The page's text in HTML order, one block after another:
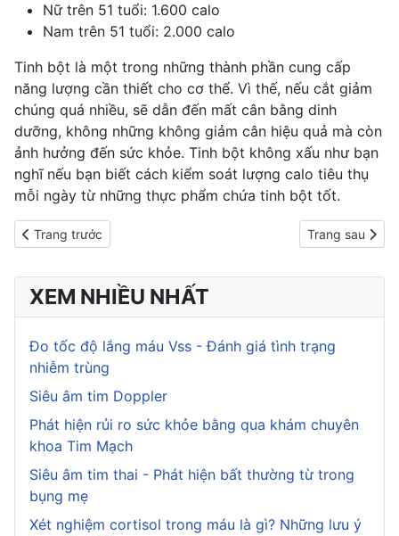
Nữ trên 51 tuổi: 1.600 calo
Nam trên 51 tuổi: 2.000 calo
Tinh bột là một trong những thành phần cung cấp
năng lượng cần thiết cho cơ thể. Vì thế, nếu cắt giảm
chúng quá nhiều, sẽ dẫn đến mất cân bằng dinh
dưỡng, không những không giảm cân hiệu quả mà còn
ảnh hưởng đến sức khỏe. Tinh bột không xấu như bạn
nghĩ nếu bạn biết cách kiểm soát lượng calo tiêu thụ
mỗi ngày từ những thực phẩm chứa tinh bột tốt.
Previous article: Phát hiện mới: tính toán calo khi giảm cân là sai
Trang trước Next article: 6
Trang sau
XEM NHIỀU NHẤT
Đo tốc độ lắng máu Vss - Đánh giá tình trạng
nhiễm trùng
Siêu âm tim Doppler
Phát hiện rủi ro sức khỏe bằng qua khám chuyên
khoa Tim Mạch
Siêu âm tim thai - Phát hiện bất thường từ trong
bụng mẹ
Xét nghiệm cortisol trong máu là gì? Những lưu ý